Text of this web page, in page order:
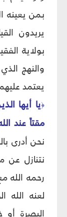
بمن يعينه
يريدون
بولاية
والنهج
يعتمد
﴿يا أيها
مقتاً عند
نحن أدرى
نتنازل عن
رحمه الله
لعنه الله
البصرة